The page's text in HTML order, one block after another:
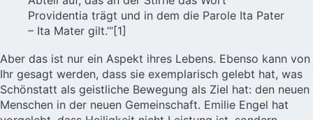
Providentia trägt und in dem die Parole Ita Pater
– Ita Mater gilt.’“[1]
Aber das ist nur ein Aspekt ihres Lebens. Ebenso kann von
Ihr gesagt werden, dass sie exemplarisch gelebt hat, was
Schönstatt als geistliche Bewegung als Ziel hat: den neuen
Menschen in der neuen Gemeinschaft. Emilie Engel hat